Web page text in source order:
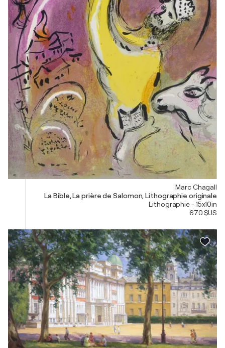
Marc Chagall
La Bible, La prière de Salomon, Lithographie originale
Lithographie - 15x10in
670 $US